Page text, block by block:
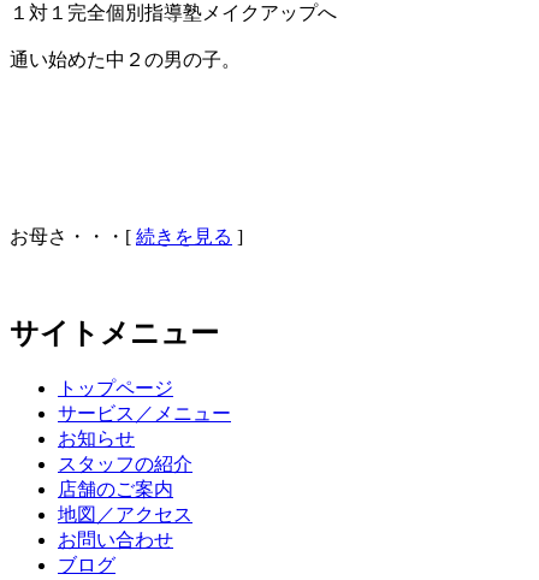
１対１完全個別指導塾メイクアップへ
通い始めた中２の男の子。
お母さ・・・[ 続きを見る ]
サイトメニュー
トップページ
サービス／メニュー
お知らせ
スタッフの紹介
店舗のご案内
地図／アクセス
お問い合わせ
ブログ